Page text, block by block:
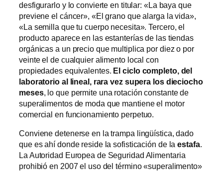
desfigurarlo y lo convierte en titular: «La baya que
previene el cáncer», «El grano que alarga la vida»,
«La semilla que tu cuerpo necesita». Tercero, el
producto aparece en las estanterías de las tiendas
orgánicas a un precio que multiplica por diez o por
veinte el de cualquier alimento local con
propiedades equivalentes. El ciclo completo, del
laboratorio al lineal, rara vez supera los dieciocho
meses, lo que permite una rotación constante de
superalimentos de moda que mantiene el motor
comercial en funcionamiento perpetuo.
Conviene detenerse en la trampa lingüística, dado
que es ahí donde reside la sofisticación de laestafa.
La Autoridad Europea de Seguridad Alimentaria
prohibió en 2007 el uso del término «superalimento»